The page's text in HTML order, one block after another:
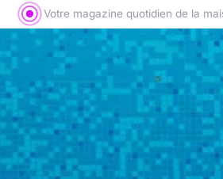
Votre magazine quotidien de la